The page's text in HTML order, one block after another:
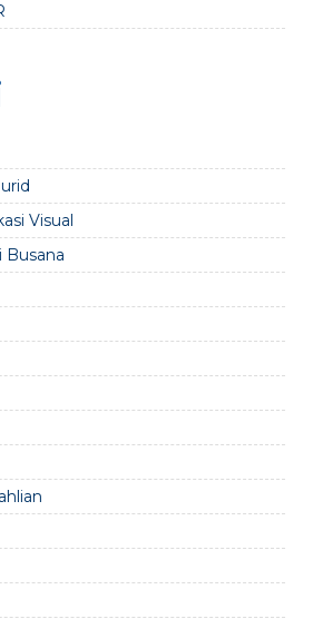
Visual
Busana